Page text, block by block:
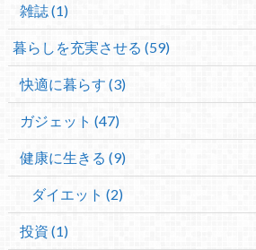
雑誌 (1)
暮らしを充実させる (59)
快適に暮らす (3)
ガジェット (47)
健康に生きる (9)
ダイエット (2)
投資 (1)